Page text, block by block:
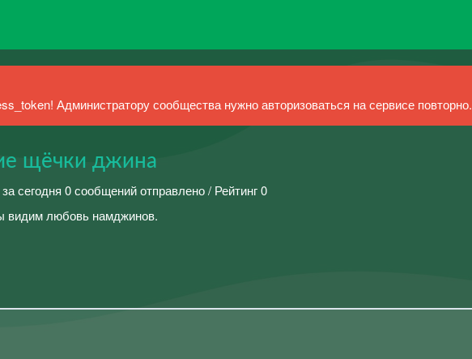
Администратору сообщества нужно авторизоваться на сервисе повторно.
щёчки джина
сегодня 0 сообщений отправлено / Рейтинг 0
видим любовь намджинов.